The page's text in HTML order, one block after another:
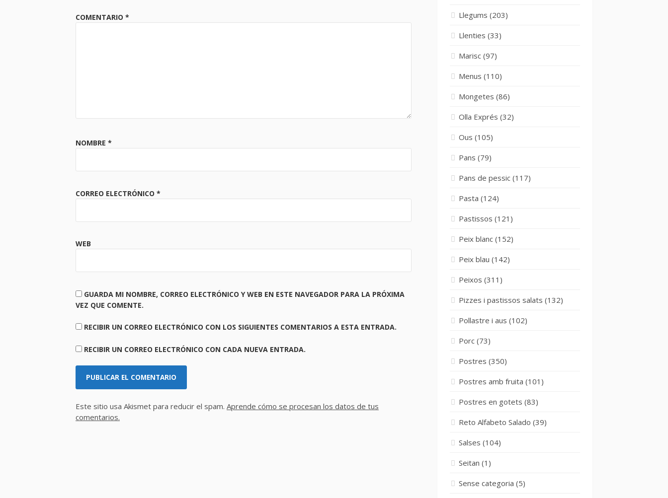
COMENTARIO *
NOMBRE *
CORREO ELECTRÓNICO *
WEB
GUARDA MI NOMBRE, CORREO ELECTRÓNICO Y WEB EN ESTE NAVEGADOR PARA LA PRÓXIMA
VEZ QUE COMENTE.
RECIBIR UN CORREO ELECTRÓNICO CON LOS SIGUIENTES COMENTARIOS A ESTA ENTRADA.
RECIBIR UN CORREO ELECTRÓNICO CON CADA NUEVA ENTRADA.
Este sitio usa Akismet para reducir el spam. Aprende cómo se procesan los datos de tus
comentarios.
Llegums (203)
Llenties (33)
Marisc (97)
Menus (110)
Mongetes (86)
Olla Exprés (32)
Ous (105)
Pans (79)
Pans de pessic (117)
Pasta (124)
Pastissos (121)
Peix blanc (152)
Peix blau (142)
Peixos (311)
Pizzes i pastissos salats (132)
Pollastre i aus (102)
Porc (73)
Postres (350)
Postres amb fruita (101)
Postres en gotets (83)
Reto Alfabeto Salado (39)
Salses (104)
Seitan (1)
Sense categoria (5)